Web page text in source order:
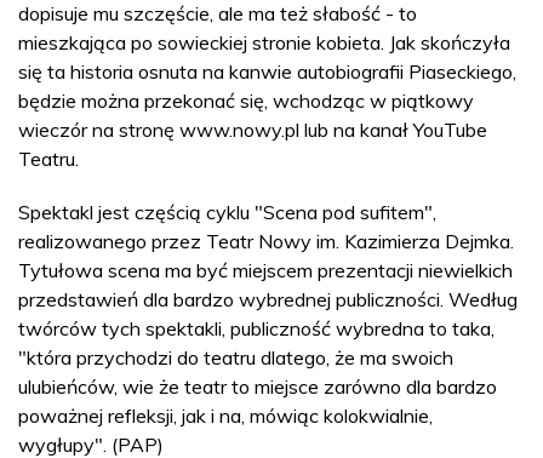
dopisuje mu szczęście, ale ma też słabość - to
mieszkająca po sowieckiej stronie kobieta. Jak skończyła
się ta historia osnuta na kanwie autobiografii Piaseckiego,
będzie można przekonać się, wchodząc w piątkowy
wieczór na stronę www.nowy.pl lub na kanał YouTube
Teatru.
Spektakl jest częścią cyklu "Scena pod sufitem",
realizowanego przez Teatr Nowy im. Kazimierza Dejmka.
Tytułowa scena ma być miejscem prezentacji niewielkich
przedstawień dla bardzo wybrednej publiczności. Według
twórców tych spektakli, publiczność wybredna to taka,
"która przychodzi do teatru dlatego, że ma swoich
ulubieńców, wie że teatr to miejsce zarówno dla bardzo
poważnej refleksji, jak i na, mówiąc kolokwialnie,
wygłupy". (PAP)